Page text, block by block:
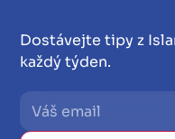
Dostávejte tipy z
každý týden.